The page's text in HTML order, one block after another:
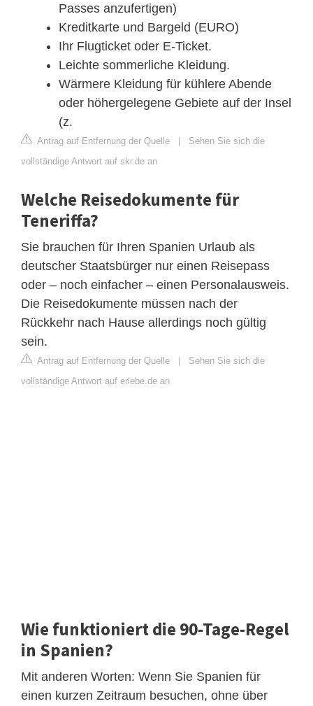
Passes anzufertigen)
Kreditkarte und Bargeld (EURO)
Ihr Flugticket oder E-Ticket.
Leichte sommerliche Kleidung.
Wärmere Kleidung für kühlere Abende
oder höhergelegene Gebiete auf der Insel
(z.
Antrag auf Entfernung der Quelle | Sehen Sie sich die
vollständige Antwort auf skr.de an
Welche Reisedokumente für
Teneriffa?
Sie brauchen für Ihren Spanien Urlaub als
deutscher Staatsbürger nur einen Reisepass
oder – noch einfacher – einen Personalausweis.
Die Reisedokumente müssen nach der
Rückkehr nach Hause allerdings noch gültig
sein.
Antrag auf Entfernung der Quelle | Sehen Sie sich die
vollständige Antwort auf erlebe.de an
Wie funktioniert die 90-Tage-Regel
in Spanien?
Mit anderen Worten: Wenn Sie Spanien für
einen kurzen Zeitraum besuchen, ohne über